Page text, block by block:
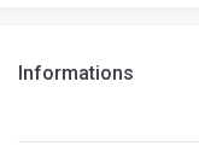
Informations